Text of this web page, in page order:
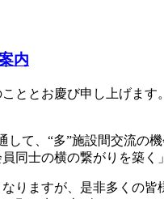
内
ととお慶び申し上げま
して、“多”施設間交流の
同士の横の繋がりを築く
りますが、是非多くの